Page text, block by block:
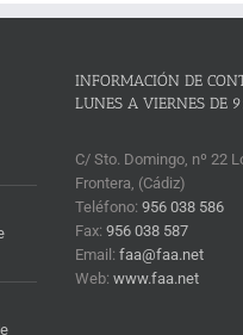
INFORMACIÓN DE
LUNES A VIERNES DE
C/ Sto. Domingo, nº 22
Frontera, (Cádiz)
Teléfono:956 038 586
Fax:956 038 587
Email:faa@faa.net
Web:www.faa.net